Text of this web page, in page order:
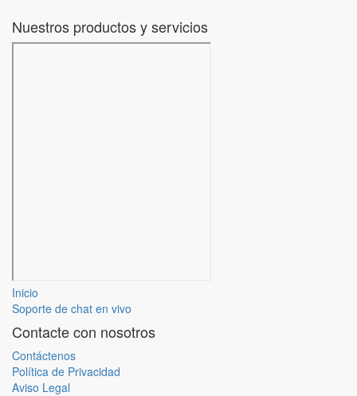
Nuestros productos y servicios
Inicio
Soporte de chat en vivo
Contacte con nosotros
Contáctenos
Política de Privacidad
Aviso Legal